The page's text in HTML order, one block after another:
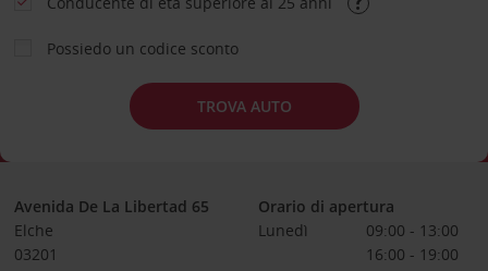
Possiedo un codice sconto
TROVA AUTO
Avenida De La Libertad 65
Elche
03201
Orario di apertura
Lunedì
09:00 - 13:00
16:00 - 19:00